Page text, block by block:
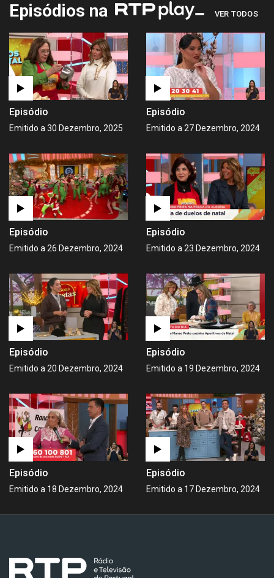
Episódios na VER TODOS
Episódio
Emitido a 30 Dezembro, 2025
Episódio
Emitido a 27 Dezembro, 2024
Episódio
Emitido a 26 Dezembro, 2024
Episódio
Emitido a 23 Dezembro, 2024
Episódio
Emitido a 20 Dezembro, 2024
Episódio
Emitido a 19 Dezembro, 2024
Episódio
Emitido a 18 Dezembro, 2024
Episódio
Emitido a 17 Dezembro, 2024